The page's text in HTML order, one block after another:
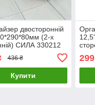
двосторонній
(2-х
СИЛА 330212
436 ₴
Купити
299